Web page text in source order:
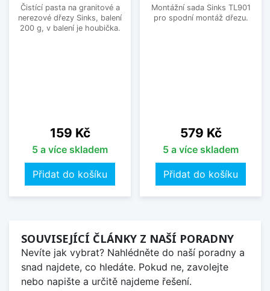
Čistící pasta na granitové a
nerezové dřezy Sinks, balení
200 g, v balení je houbička.
Cena
159 Kč
5 a více skladem
Přidat do košíku
Montážní sada Sinks TL901
pro spodní montáž dřezu.
Cena
579 Kč
5 a více skladem
Přidat do košíku
SOUVISEJÍCÍ ČLÁNKY Z NAŠÍ PORADNY
Nevíte jak vybrat? Nahlédněte do naší poradny a
snad najdete, co hledáte. Pokud ne, zavolejte
nebo napište a určitě najdeme řešení.